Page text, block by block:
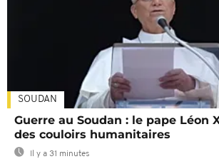
SOUDAN
Guerre au Soudan : le pape Léon
des couloirs humanitaires
Il y a 31 minutes